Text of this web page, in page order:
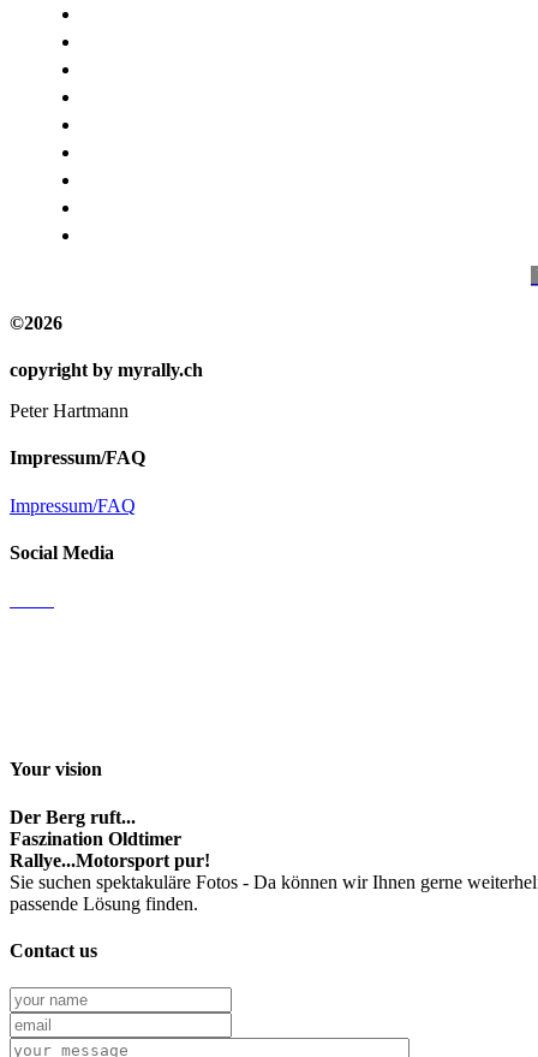
©2026
copyright by myrally.ch
Peter Hartmann
Impressum/FAQ
Impressum/FAQ
Social Media
Your vision
Der Berg ruft...
Faszination Oldtimer
Rallye...Motorsport pur!
Sie suchen spektakuläre Fotos - Da können wir Ihnen gerne
passende Lösung finden.
Contact us